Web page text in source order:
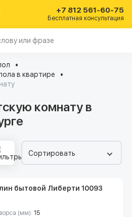
+7 812 561-60-75
Бесплатная консультация
в квартире
комнату в
Сортировать
бытовой Либерти 10093
(мм): 15